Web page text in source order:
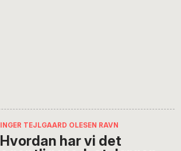
INGER TEJLGAARD OLESEN RAVN
Hvordan har vi det